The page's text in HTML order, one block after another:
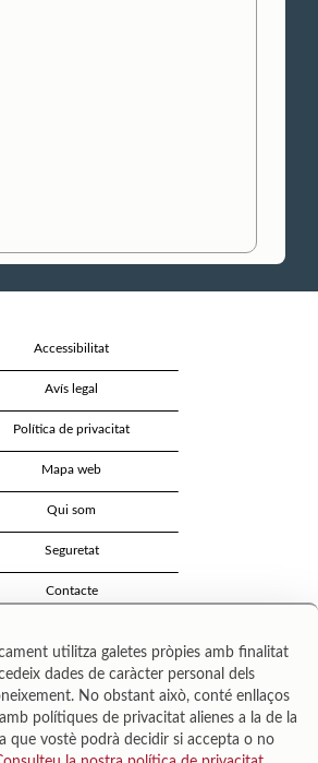
Accessibilitat
Avís legal
Política de privacitat
Mapa web
Qui som
Seguretat
Contacte
utilitza galetes pròpies amb finalitat
dades de caràcter personal dels
No obstant això, conté enllaços
polítiques de privacitat alienes a la de la
que vostè podrà decidir si accepta o no